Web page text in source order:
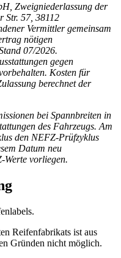
Zweigniederlassung der
Str. 57, 38112
Vermittler gemeinsam
nötigen
07/2026.
gegen
Kosten für
berechnet der
bei Spannbreiten in
des Fahrzeugs. Am
den NEFZ-Prüfzyklus
Datum neu
Werte vorliegen.
Reifenfabrikats ist aus
Gründen nicht möglich.